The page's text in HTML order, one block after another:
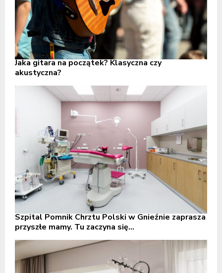
Jaka gitara na początek? Klasyczna czy
akustyczna?
Szpital Pomnik Chrztu Polski w Gnieźnie zaprasza
przyszłe mamy. Tu zaczyna się...